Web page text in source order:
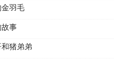
金羽毛
故事
猪弟弟